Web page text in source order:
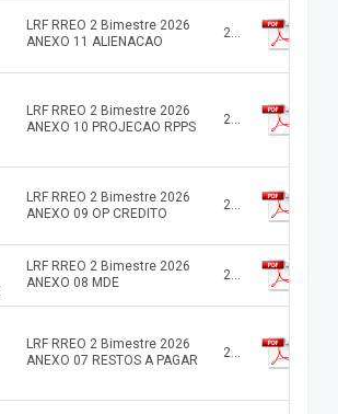
LRF RREO 2 Bimestre 2026
ANEXO 11 ALIENACAO
2026
LRF RREO 2 Bimestre 2026
ANEXO 10 PROJECAO RPPS
2026
LRF RREO 2 Bimestre 2026
ANEXO 09 OP CREDITO
2026
LRF RREO 2 Bimestre 2026
ANEXO 08 MDE
2026
LRF RREO 2 Bimestre 2026
ANEXO 07 RESTOS A PAGAR
2026